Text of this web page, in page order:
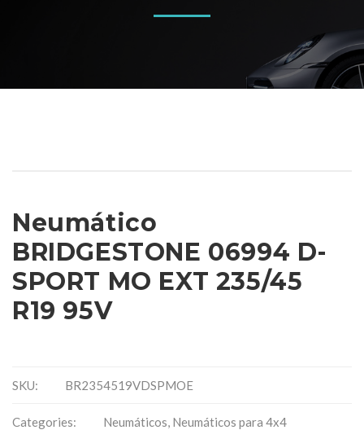
Neumático
BRIDGESTONE 06994 D-
SPORT MO EXT 235/45
R19 95V
SKU: BR2354519VDSPMOE
Categories: Neumáticos, Neumáticos para 4x4